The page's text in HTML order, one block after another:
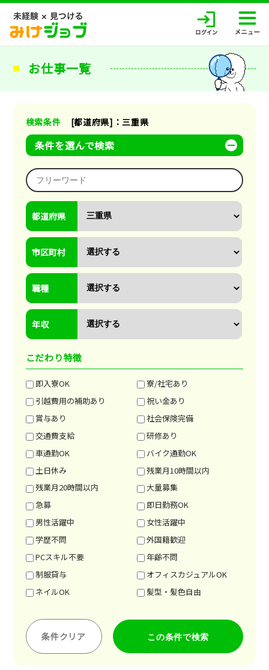
お仕事一覧
検索条件 [都道府県]：三重県
条件を選んで検索
都道府県
市区町村
職種
年収
こだわり特徴
即入寮OK
寮/社宅あり
引越費用の補助あり
祝い金あり
賞与あり
社会保険完備
交通費支給
研修あり
車通勤OK
バイク通勤OK
土日休み
残業月10時間以内
残業月20時間以内
大量募集
急募
即日勤務OK
男性活躍中
女性活躍中
学歴不問
外国籍歓迎
PCスキル不要
年齢不問
制服貸与
オフィスカジュアルOK
ネイルOK
髪型・髪色自由
条件クリア